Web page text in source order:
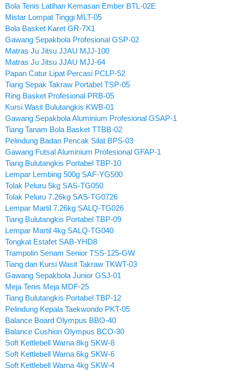
Bola Tenis Latihan Kemasan Ember BTL-02E
Mistar Lompat Tinggi MLT-05
Bola Basket Karet GR-7X1
Gawang Sepakbola Profesional GSP-02
Matras Ju Jitsu JJAU MJJ-100
Matras Ju Jitsu JJAU MJJ-64
Papan Catur Lipat Percasi PCLP-52
Tiang Sepak Takraw Portabel TSP-05
Ring Basket Profesional PRB-05
Kursi Wasit Bulutangkis KWB-01
Gawang Sepakbola Aluminium Profesional GSAP-1
Tiang Tanam Bola Basket TTBB-02
Pelindung Badan Pencak Silat BPS-03
Gawang Futsal Aluminium Profesional GFAP-1
Tiang Bulutangkis Portabel TBP-10
Lempar Lembing 500g SAF-YG500
Tolak Peluru 5kg SAS-TG050
Tolak Peluru 7.26kg SAS-TG0726
Lempar Martil 7.26kg SALQ-TG026
Tiang Bulutangkis Portabel TBP-09
Lempar Martil 4kg SALQ-TG040
Tongkat Estafet SAB-YHD8
Trampolin Senam Senior TSS-125-GW
Tiang dan Kursi Wasit Takraw TKWT-03
Gawang Sepakbola Junior GSJ-01
Meja Tenis Meja MDF-25
Tiang Bulutangkis Portabel TBP-12
Pelindung Kepala Taekwondo PKT-05
Balance Board Olympus BBO-40
Balance Cushion Olympus BCO-30
Soft Kettlebell Warna 8kg SKW-8
Soft Kettlebell Warna 6kg SKW-6
Soft Kettlebell Warna 4kg SKW-4